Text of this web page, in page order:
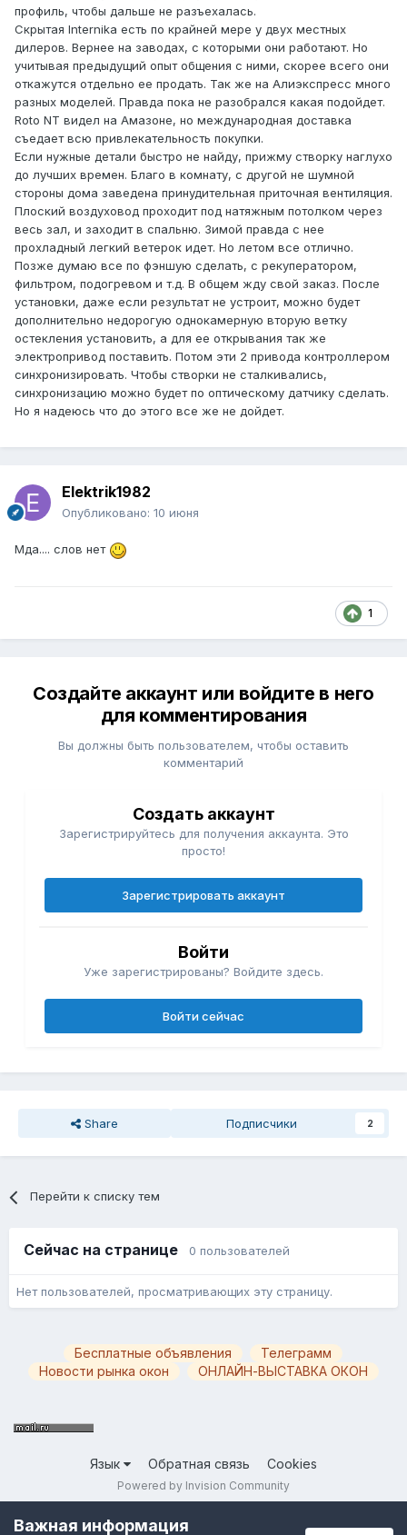
профиль, чтобы дальше не разъехалась.
Скрытая Internika есть по крайней мере у двух местных
дилеров. Вернее на заводах, с которыми они работают. Но
учитывая предыдущий опыт общения с ними, скорее всего они
откажутся отдельно ее продать. Так же на Алиэкспресс много
разных моделей. Правда пока не разобрался какая подойдет.
Roto NT видел на Амазоне, но международная доставка
съедает всю привлекательность покупки.
Если нужные детали быстро не найду, прижму створку наглухо
до лучших времен. Благо в комнату, с другой не шумной
стороны дома заведена принудительная приточная вентиляция.
Плоский воздуховод проходит под натяжным потолком через
весь зал, и заходит в спальню. Зимой правда с нее
прохладный легкий ветерок идет. Но летом все отлично.
Позже думаю все по фэншую сделать, с рекуператором,
фильтром, подогревом и т.д. В общем жду свой заказ. После
установки, даже если результат не устроит, можно будет
дополнительно недорогую однокамерную вторую ветку
остекления установить, а для ее открывания так же
электропривод поставить. Потом эти 2 привода контроллером
синхронизировать. Чтобы створки не сталкивались,
синхронизацию можно будет по оптическому датчику сделать.
Но я надеюсь что до этого все же не дойдет.
Elektrik1982
Опубликовано: 10 июня
Мда.... слов нет
1
Создайте аккаунт или войдите в него
для комментирования
Вы должны быть пользователем, чтобы оставить
комментарий
Создать аккаунт
Зарегистрируйтесь для получения аккаунта. Это
просто!
Зарегистрировать аккаунт
Войти
Уже зарегистрированы? Войдите здесь.
Войти сейчас
Share Подписчики 2
Перейти к списку тем
Сейчас на странице 0 пользователей
Нет пользователей, просматривающих эту страницу.
Бесплатные объявления
Телеграмм
Новости рынка окон
ОНЛАЙН-ВЫСТАВКА ОКОН
Язык Обратная связь Cookies
Powered by Invision Community
Важная информация